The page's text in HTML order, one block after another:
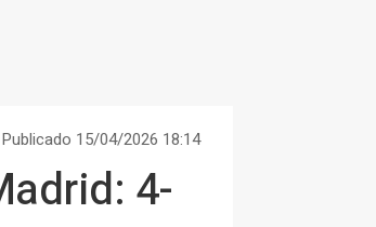
Publicado 15/04/2026 18:14
4-